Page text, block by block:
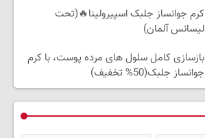
کرم جوانساز جلبک اسپیرولینا🔥(تحت
لیسانس آلمان)
بازسازی کامل سلول های مرده پوست، با کرم
جوانساز جلبک(50% تخفیف)